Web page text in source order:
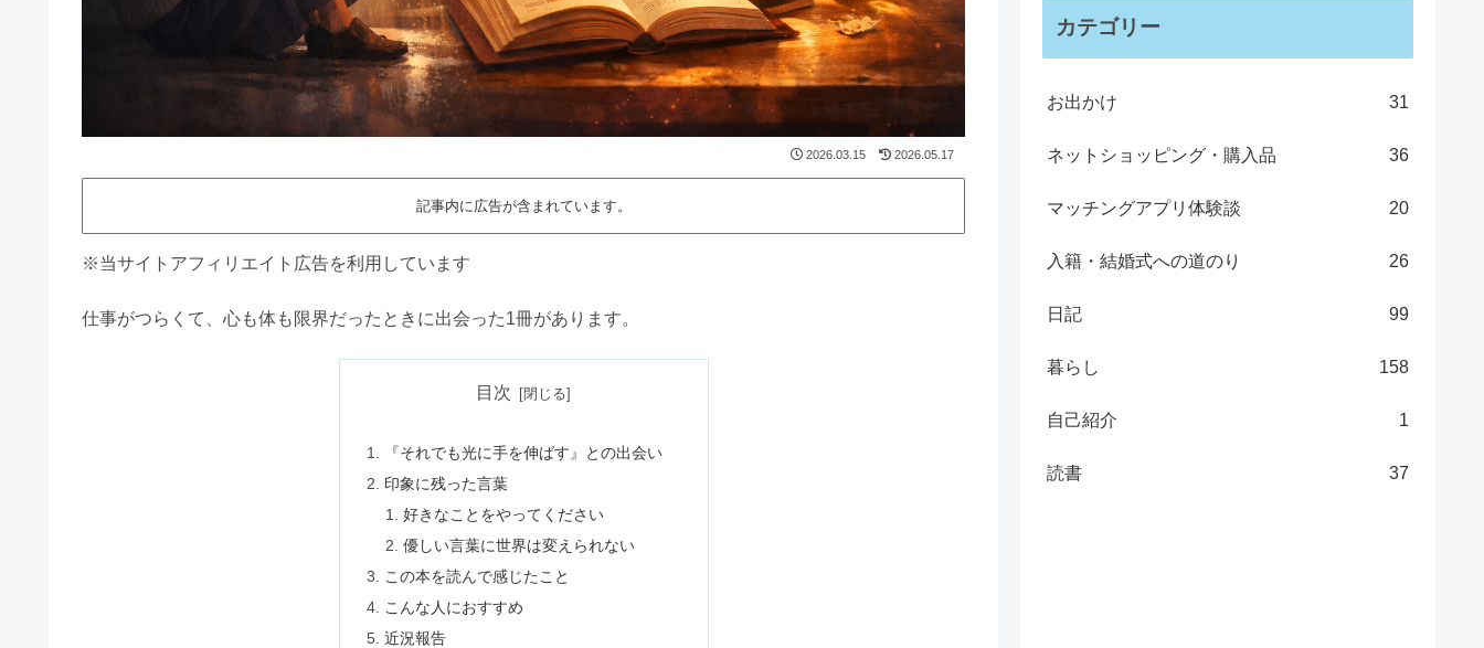
2026.03.15 2026.05.17
記事内に広告が含まれています。
※当サイトアフィリエイト広告を利用しています
仕事がつらくて、心も体も限界だったときに出会った1冊があります。
目次
『それでも光に手を伸ばす』との出会い
印象に残った言葉
好きなことをやってください
優しい言葉に世界は変えられない
この本を読んで感じたこと
こんな人におすすめ
近況報告
カテゴリー
お出かけ 31
ネットショッピング・購入品 36
マッチングアプリ体験談 20
入籍・結婚式への道のり 26
日記 99
暮らし 158
自己紹介 1
読書 37